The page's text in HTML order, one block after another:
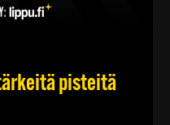
pisteitä